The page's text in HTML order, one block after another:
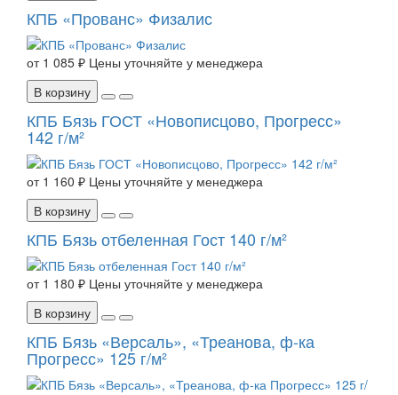
КПБ «Прованс» Физалис
от 1 085 ₽ Цены уточняйте у менеджера
В корзину
КПБ Бязь ГОСТ «Новописцово, Прогресс»
142 г/м²
от 1 160 ₽ Цены уточняйте у менеджера
В корзину
КПБ Бязь отбеленная Гост 140 г/м²
от 1 180 ₽ Цены уточняйте у менеджера
В корзину
КПБ Бязь «Версаль», «Треанова, ф-ка
Прогресс» 125 г/м²